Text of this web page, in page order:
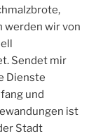
werden wir von
Sendet mir
Dienste
und
ist
Stadt